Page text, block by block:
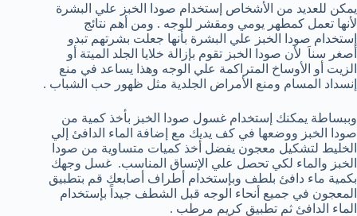
يمكن للعديد من الأشخاص إستخدام صودا الخبز علي البشرة
لأنها تعمل كمطهر يومي ومقشر للوجه . ومن أهم نتائج
إستخدام صودا الخبز علي البشرة بأنها جعلت بشرتهم تبدو
أصغر سناَ لأن صودا الخبز تقوم بإزالة خلايا الجلد الميتة أو
الزيت أو الأوساخ المتراكمة علي الوجه وهذا يساعد في منع
إنسداد المسام ومنع الأمراض الجلدية مثل ظهور حب الشباب .
وببساطة يمكنك إستخدام غسول صودا الخبز بأخذ كمية من
صودا الخبز ووضعها في كف يديك مع إضافة الماء الدافئ إلي
الخليط لتشكيل معجون يفضل أخذ كميات متساوية من صودا
الخبز والماء لكي تحصل علي الإتساق المناسب. غسل وجهك
بكمية ماء دافئ بلطف وبإستخدام أطراف أصابعك قم بتطبيق
المعجون في جميع أنحاء الوجه قبل الشطف جيداً بإستخدام
الماء الدافئ ثم تطبيق كريم مرطب .